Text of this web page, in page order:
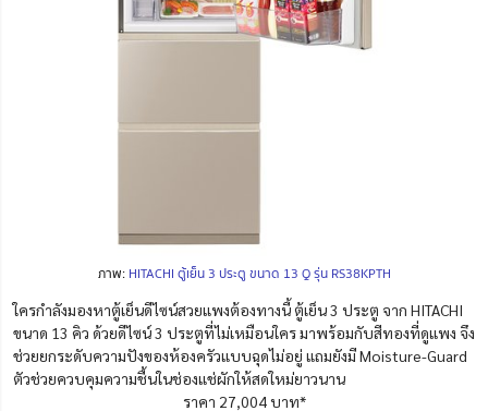
ภาพ: HITACHI ตู้เย็น 3 ประตู ขนาด 13 Q รุ่น RS38KPTH
ใครกำลังมองหาตู้เย็นดีไซน์สวยแพงต้องทางนี้ ตู้เย็น 3 ประตู จาก HITACHI
ขนาด 13 คิว ด้วยดีไซน์ 3 ประตูที่ไม่เหมือนใคร มาพร้อมกับสีทองที่ดูแพง จึง
ช่วยยกระดับความปังของห้องครัวแบบฉุดไม่อยู่ แถมยังมี Moisture-Guard
ตัวช่วยควบคุมความชื้นในช่องแช่ผักให้สดใหม่ยาวนาน
ราคา 27,004 บาท*